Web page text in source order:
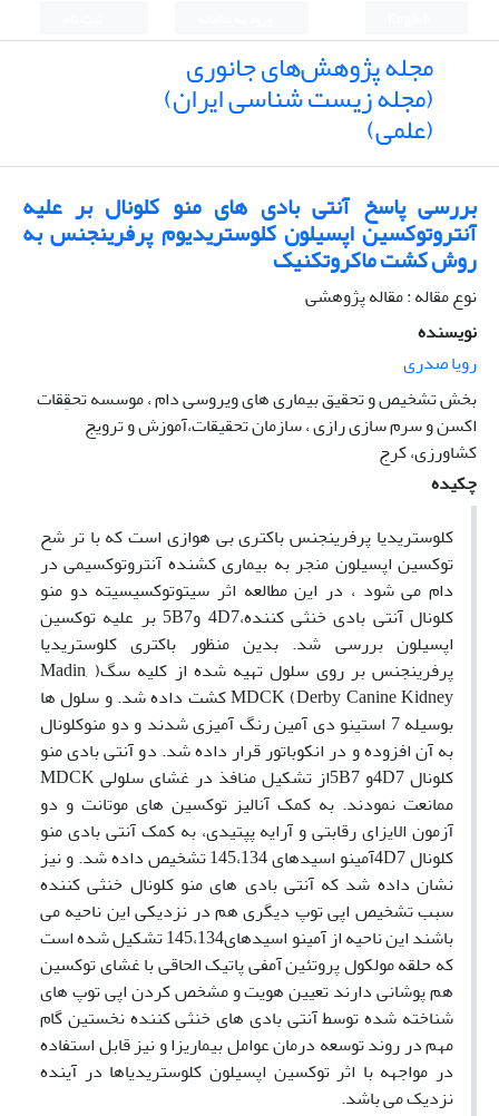
مجله پژوهش‌های جانوری
(مجله زیست شناسی ایران)
(علمی)
بررسی پاسخ آنتی بادی های منو کلونال بر علیه
آنتروتوکسین اپسیلون کلوستریدیوم پرفرینجنس به
روش کشت ماکروتکنیک
نوع مقاله : مقاله پژوهشی
نویسنده
رویا صدری
بخش تشخیص و تحقیق بیماری های ویروسی دام ، موسسه تحقِقات
اکسن و سرم سازی رازی ، سازمان تحقیقات،آموزش و ترویج
کشاورزی، کرج
چکیده
کلوستریدیا پرفرینجنس باکتری بی هوازی است که با تر شح
توکسین اپسیلون منجر به بیماری کشنده آنتروتوکسیمی در
دام می شود ، در این مطالعه اثر سیتوتوکسیسیته دو منو
کلونال آنتی بادی خنثی کننده،4D7 و5B7 بر علیه توکسین
اپسیلون بررسی شد. بدین منظور باکتری کلوستریدیا
پرفرینجنس بر روی سلول تهیه شده از کلیه سگ( Madin,
MDCK (Derby Canine Kidney کشت داده شد. و سلول ها
بوسیله 7 استینو دی آمین رنگ آمیزی شدند و دو منوکلونال
به آن افزوده و در انکوباتور قرار داده شد. دو آنتی بادی منو
کلونال 4D7و 5B7از تشکیل منافذ در غشای سلولی MDCK
ممانعت نمودند. به کمک آنالیز توکسین های موتانت و دو
آزمون الایزای رقابتی و آرایه پپتیدی، به کمک آنتی بادی منو
کلونال 4D7آمینو اسیدهای 145،134 تشخیص داده شد. و نیز
نشان داده شد که آنتی بادی های منو کلونال خنثی کننده
سبب تشخیص اپی توپ دیگری هم در نزدیکی این ناحیه می
باشند این ناحیه از آمینو اسیدهای145،134 تشکیل شده است
که حلقه مولکول پروتئین آمفی پاتیک الحاقی با غشای توکسین
هم پوشانی دارند تعیین هویت و مشخص کردن اپی توپ های
شناخته شده توسط آنتی بادی های خنثی کننده نخستین گام
مهم در روند توسعه درمان عوامل بیماریزا و نیز قابل استفاده
در مواجهه با اثر توکسین اپسیلون کلوستریدیاها در آینده
نزدیک می باشد.